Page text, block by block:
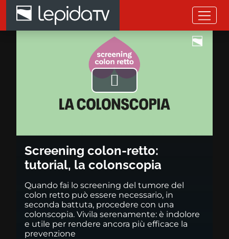
Salta al contenuto principale
Screening colon-retto:
Riprodurre
il
video
Screening colon-retto:
tutorial, la colonscopia
Quando fai lo screening del tumore del
colon retto può essere necessario, in
seconda battuta, procedere con una
colonscopia. Vivila serenamente: è indolore
e utile per rendere ancora più efficace la
prevenzione